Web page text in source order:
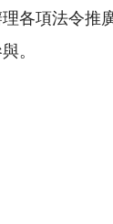
各項法令推
。